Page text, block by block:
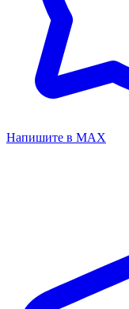
Напишите в MAX